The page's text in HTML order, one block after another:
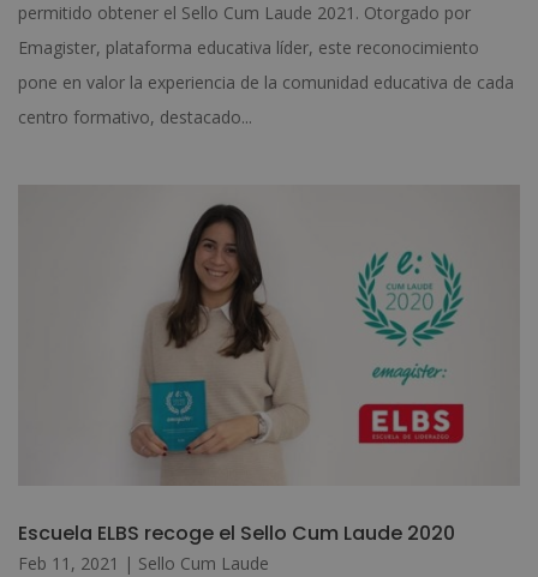
permitido obtener el Sello Cum Laude 2021. Otorgado por
Emagister, plataforma educativa líder, este reconocimiento
pone en valor la experiencia de la comunidad educativa de cada
centro formativo, destacado...
Escuela ELBS recoge el Sello Cum Laude 2020
Feb 11, 2021 | Sello Cum Laude